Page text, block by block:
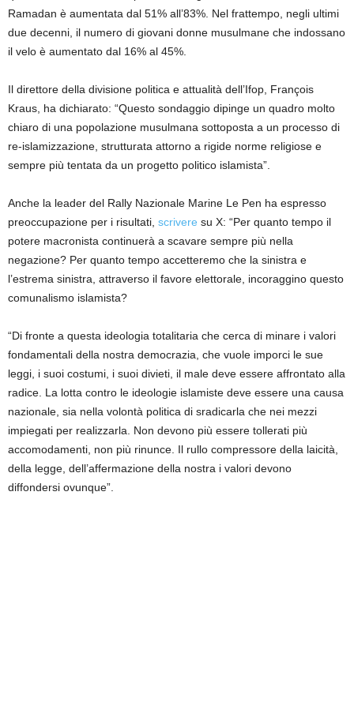
Ramadan è aumentata dal 51% all’83%. Nel frattempo, negli ultimi
due decenni, il numero di giovani donne musulmane che indossano
il velo è aumentato dal 16% al 45%.
Il direttore della divisione politica e attualità dell’Ifop, François
Kraus, ha dichiarato: “Questo sondaggio dipinge un quadro molto
chiaro di una popolazione musulmana sottoposta a un processo di
re-islamizzazione, strutturata attorno a rigide norme religiose e
sempre più tentata da un progetto politico islamista”.
Anche la leader del Rally Nazionale Marine Le Pen ha espresso
preoccupazione per i risultati, scrivere su X: “Per quanto tempo il
potere macronista continuerà a scavare sempre più nella
negazione? Per quanto tempo accetteremo che la sinistra e
l’estrema sinistra, attraverso il favore elettorale, incoraggino questo
comunalismo islamista?
“Di fronte a questa ideologia totalitaria che cerca di minare i valori
fondamentali della nostra democrazia, che vuole imporci le sue
leggi, i suoi costumi, i suoi divieti, il male deve essere affrontato alla
radice. La lotta contro le ideologie islamiste deve essere una causa
nazionale, sia nella volontà politica di sradicarla che nei mezzi
impiegati per realizzarla. Non devono più essere tollerati più
accomodamenti, non più rinunce. Il rullo compressore della laicità,
della legge, dell’affermazione della nostra i valori devono
diffondersi ovunque”.